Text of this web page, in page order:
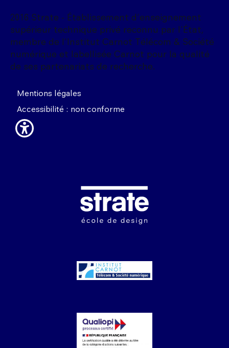
Image
2016 Strate - Établissement d'enseignement
supérieur technique privé reconnu par l'État,
membre de l'Institut Carnot Télécom & Société
numérique et labellisée Carnot pour la qualité
de ses partenariats de recherche.
Mentions légales
Accessibilité : non conforme